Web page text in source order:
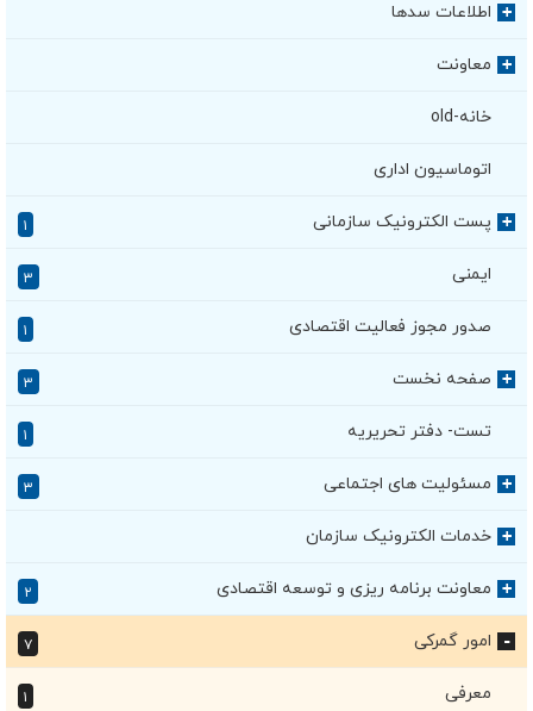
+ اطلاعات سدها
+ معاونت
خانه-old
اتوماسیون اداری
+ پست الکترونیک سازمانی
ایمنی ۳
صدور مجوز فعالیت اقتصادی
+ صفحه نخست ۳
تست- دفتر تحریریه
+ مسئولیت های اجتماعی ۳
+ خدمات الکترونیک سازمان
+ معاونت برنامه ریزی و توسعه اقتصادی ۲
امور گمرکی ۷
معرفی